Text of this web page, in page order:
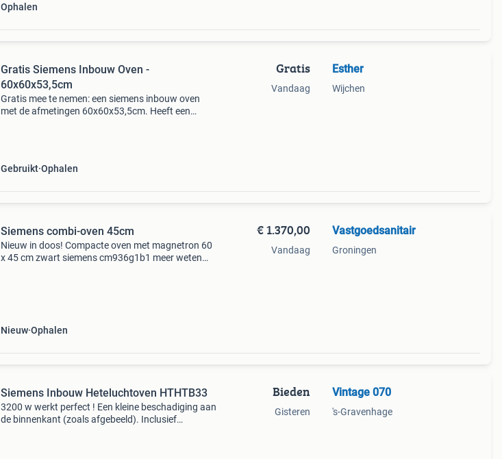
Ophalen
Gratis Siemens Inbouw Oven -
60x60x53,5cm
Gratis mee te nemen: een siemens inbouw oven
met de afmetingen 60x60x53,5cm. Heeft een
Gebruikt Ophalen
Gratis
Vandaag
Esther
Wijchen
Siemens combi-oven 45cm
Nieuw in doos! Compacte oven met magnetron 60
x 45 cm zwart siemens cm936g1b1 meer weten
Nieuw Ophalen
€ 1.370,00
Vandaag
Vastgoedsanitair
Groningen
Siemens Inbouw Heteluchtoven HTHTB33
3200 w werkt perfect ! Een kleine beschadiging aan
de binnenkant (zoals afgebeeld). Inclusief
Bieden
Gisteren
Vintage 070
's-Gravenhage